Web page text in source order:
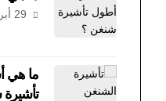
29 أبريل، 2025
ما هي